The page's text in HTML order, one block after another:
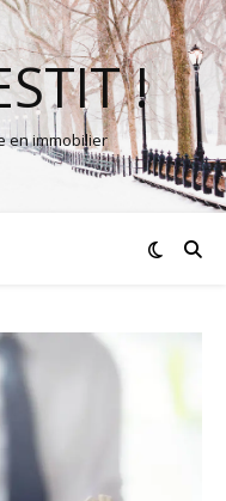
!
en immobilier